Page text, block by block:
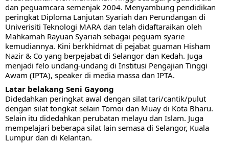
dan peguamcara semenjak 2004. Menyambung pendidikan
peringkat Diploma Lanjutan Syariah dan Perundangan di
Univerisiti Teknologi MARA dan telah didaftaraikan oleh
Mahkamah Rayuan Syariah sebagai peguam syarie
kemudiannya. Kini berkhidmat di pejabat guaman Hisham
Nazir & Co yang berpejabat di Selangor dan Kedah. Juga
menjadi felo undang-undang di Institusi Pengajian Tinggi
Awam (IPTA), speaker di media massa dan IPTA.
Latar belakang Seni Gayong
Didedahkan peringkat awal dengan silat tari/cantik/pulut
dengan silat tongkat selain Tomoi dan Muay di Kota Bharu.
Selain itu didedahkan perubatan melayu dan Islam. Juga
mempelajari beberapa silat lain semasa di Selangor, Kuala
Lumpur dan di Kelantan.